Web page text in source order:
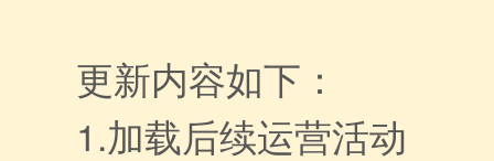
更新内容如下：
1.加载后续运营活动